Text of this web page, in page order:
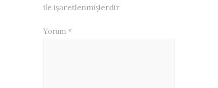
ile işaretlenmişlerdir
Yorum *